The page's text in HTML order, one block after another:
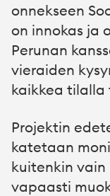
onnekseen
on innokas ja
Perunan
vieraiden
kaikkea
Projektin
katetaan
kuitenkin
vapaasti